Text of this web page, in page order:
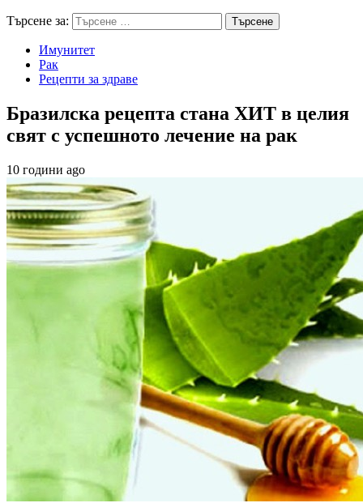
Търсене за:
Имунитет
Рак
Рецепти за здраве
Бразилска рецепта стана ХИТ в целия
свят с успешното лечение на рак
10 години ago